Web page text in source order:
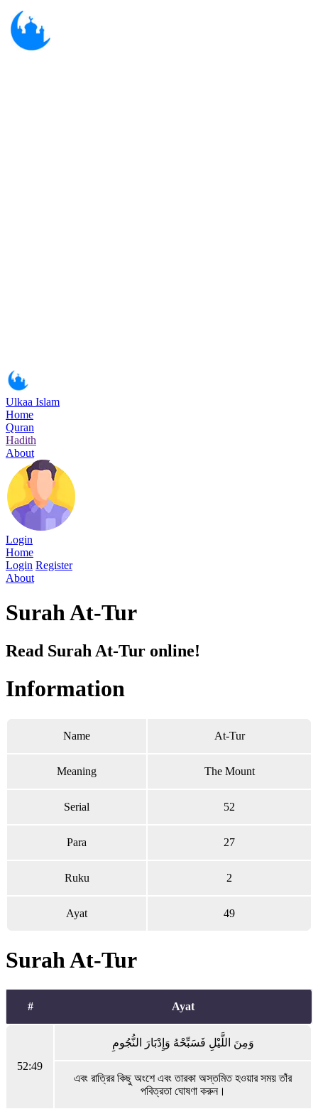
Ulkaa Islam
Home
Quran
Hadith
About
Login
Home
Login Register
About
Surah At-Tur
Read Surah At-Tur online!
Information
Name At-Tur
Meaning The Mount
Serial 52
Para 27
Ruku 2
Ayat 49
Surah At-Tur
# Ayat
52:49
وَمِنَ اللَّيْلِ فَسَبِّحْهُ وَإِدْبَارَ النُّجُومِ
এবং রাত্রির কিছু অংশে এবং তারকা অস্তমিত হওয়ার সময় তাঁর
পবিত্রতা ঘোষণা করুন।